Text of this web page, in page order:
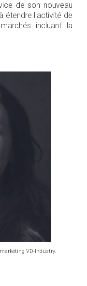
de son nouveau
étendre l'activité de
incluant la
VD-Industry.